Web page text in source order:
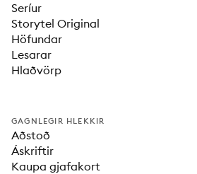
Seríur
Storytel Original
Höfundar
Lesarar
Hlaðvörp
GAGNLEGIR HLEKKIR
Aðstoð
Áskriftir
Kaupa gjafakort